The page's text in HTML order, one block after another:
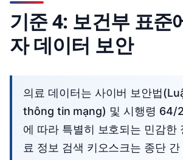
기준 4: 보건부 표준
자 데이터 보안
의료 데이터는 사이버 보안법(Luật An toàn
thông tin mạng) 및 시행령 64/
에 따라 특별히 보호되는 민감한
료 정보 검색 키오스크는 종단